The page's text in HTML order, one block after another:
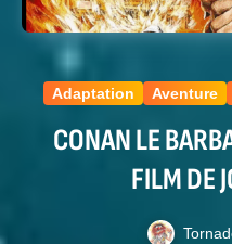
Adaptation Aventure
CONAN LE
FILM DE